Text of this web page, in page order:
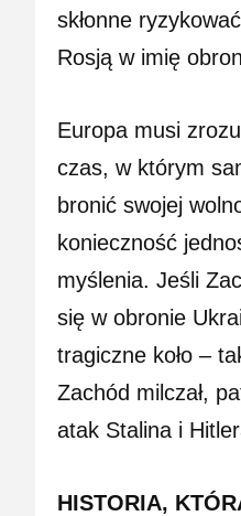
skłonne
Rosją w imię
Europa musi
czas, w którym
bronić swojej
konieczność
myślenia. Jeśli
się w obronie
tragiczne koło –
Zachód milczał,
atak Stalina i
HISTORIA,